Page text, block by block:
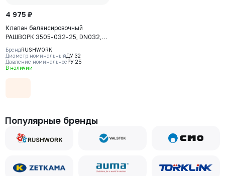
4 975 ₽
Клапан балансировочный
РАШВОРК 3505-032-25, DN032,
PN25, корпус - CW617N, клапан -
CW617N, уплотнение - PTFE, ВР/
ВР, BSPP
БрендRUSHWORK
Диаметр номинальныйДУ 32
Давление номинальноеРУ 25
В наличии
Популярные бренды